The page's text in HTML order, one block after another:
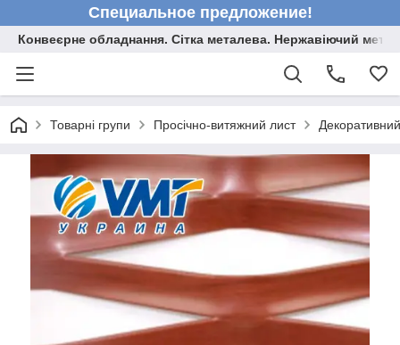
Специальное предложение!
Конвеєрне обладнання. Сітка металева. Нержавіючий
Товарні групи Просічно-витяжний лист